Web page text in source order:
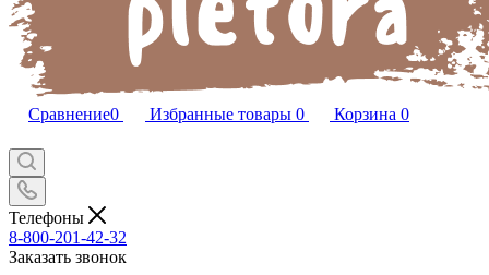
Сравнение0 Избранные товары 0 Корзина 0
Телефоны
8-800-201-42-32
Заказать звонок